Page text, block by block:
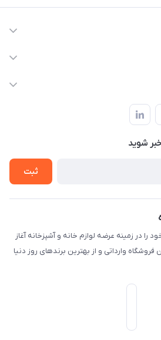
شوید
ثبت
سال 99 فعالیت خود را در زمینه عرضه لوازم خانه و آشپزخانه آغاز
وارداتی و از بهترین برندهای روز دنیا